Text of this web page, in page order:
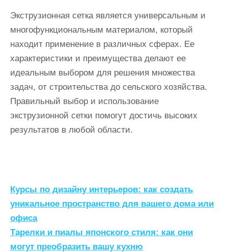
Экструзионная сетка является универсальным и
многофункциональным материалом, который
находит применение в различных сферах. Ее
характеристики и преимущества делают ее
идеальным выбором для решения множества
задач, от строительства до сельского хозяйства.
Правильный выбор и использование
экструзионной сетки помогут достичь высоких
результатов в любой области.
Н
а
в
и
Курсы по дизайну интерьеров: как создать
уникальное пространство для вашего дома или
офиса
Тарелки и пиалы японского стиля: как они
могут преобразить вашу кухню